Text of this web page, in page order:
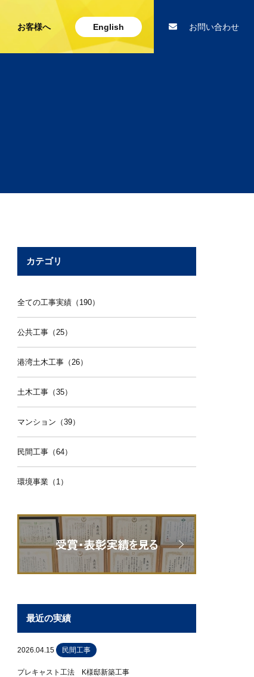
お客様へ English お問い合わせ
カテゴリ
全ての工事実績（190）
公共工事（25）
港湾土木工事（26）
土木工事（35）
マンション（39）
民間工事（64）
環境事業（1）
最近の実績
2026.04.15 民間工事
プレキャスト工法 K様邸新築工事